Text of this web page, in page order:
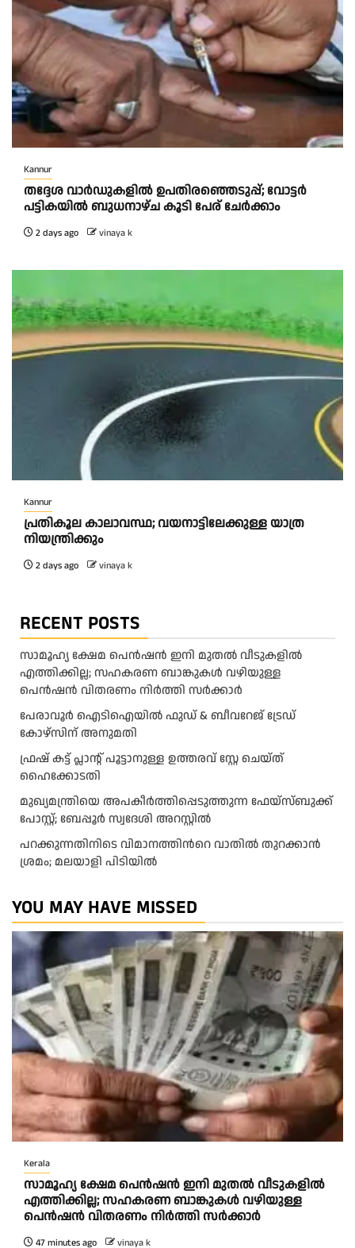
Kannur
തദ്ദേശ വാർഡുകളിൽ ഉപതിരഞ്ഞെടുപ്പ്; വോട്ടർ
പട്ടികയിൽ ബുധനാഴ്ച കൂടി പേര് ചേർക്കാം
2 days ago vinaya k
Kannur
പ്രതികൂല കാലാവസ്ഥ; വയനാട്ടിലേക്കുള്ള യാത്ര
നിയന്ത്രിക്കും
2 days ago vinaya k
RECENT POSTS
സാമൂഹ്യ ക്ഷേമ പെൻഷൻ ഇനി മുതൽ വീടുകളിൽ
എത്തിക്കില്ല; സഹകരണ ബാങ്കുകൾ വഴിയുള്ള
പെൻഷൻ വിതരണം നിർത്തി സർക്കാർ
പേരാവൂർ ഐടിഐയിൽ ഫുഡ് & ബീവറേജ് ട്രേഡ്
കോഴ്സിന് അനുമതി
ഫ്രഷ് കട്ട് പ്ലാന്റ് പൂട്ടാനുള്ള ഉത്തരവ് സ്റ്റേ ചെയ്ത്
ഹൈക്കോടതി
മുഖ്യമന്ത്രിയെ അപകീർത്തിപ്പെടുത്തുന്ന ഫേയ്സ്ബുക്ക്
പോസ്റ്റ്; ബേപ്പൂർ സ്വദേശി അറസ്റ്റിൽ
പറക്കുന്നതിനിടെ വിമാനത്തിന്‍റെ വാതിൽ തുറക്കാൻ
ശ്രമം; മലയാളി പിടിയിൽ
YOU MAY HAVE MISSED
Kerala
സാമൂഹ്യ ക്ഷേമ പെൻഷൻ ഇനി മുതൽ വീടുകളിൽ
എത്തിക്കില്ല; സഹകരണ ബാങ്കുകൾ വഴിയുള്ള
പെൻഷൻ വിതരണം നിർത്തി സർക്കാർ
47 minutes ago vinaya k